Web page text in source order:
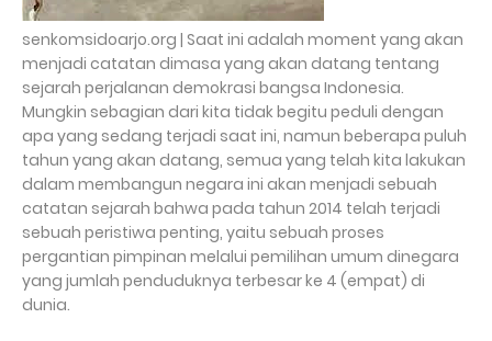
senkomsidoarjo.org | Saat ini adalah moment yang akan
menjadi catatan dimasa yang akan datang tentang
sejarah perjalanan demokrasi bangsa Indonesia.
Mungkin sebagian dari kita tidak begitu peduli dengan
apa yang sedang terjadi saat ini, namun beberapa puluh
tahun yang akan datang, semua yang telah kita lakukan
dalam membangun negara ini akan menjadi sebuah
catatan sejarah bahwa pada tahun 2014 telah terjadi
sebuah peristiwa penting, yaitu sebuah proses
pergantian pimpinan melalui pemilihan umum dinegara
yang jumlah penduduknya terbesar ke 4 (empat) di
dunia.